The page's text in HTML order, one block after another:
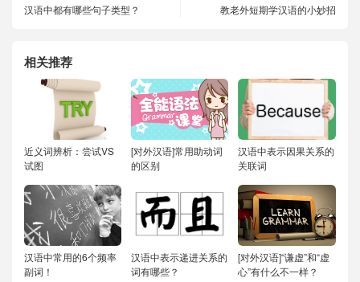
汉语中都有哪些句子类型？
教老外短期学汉语的小妙招
相关推荐
近义词辨析：尝试VS
试图
[对外汉语]常用助动词
的区别
汉语中表示因果关系的
关联词
汉语中常用的6个频率
副词！
汉语中表示递进关系的
词有哪些？
[对外汉语]“谦虚”和“虚
心”有什么不一样？